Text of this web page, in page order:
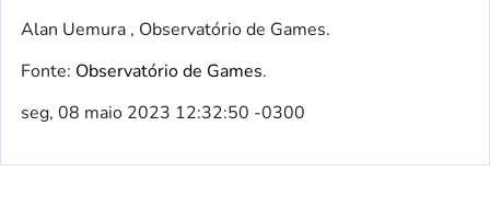
Alan Uemura , Observatório de Games.
Fonte: Observatório de Games.
seg, 08 maio 2023 12:32:50 -0300